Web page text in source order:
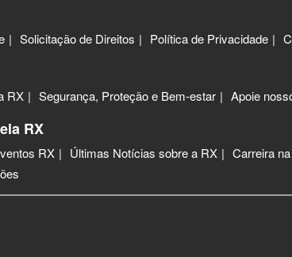
Solicitação de Direitos Política de Privacidade
RX Segurança, Proteção e Bem-estar Apoie
RX
RX Últimas Notícias sobre a RX Carreira